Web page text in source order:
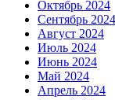
Октябрь 2024
Сентябрь 2024
Август 2024
Июль 2024
Июнь 2024
Май 2024
Апрель 2024